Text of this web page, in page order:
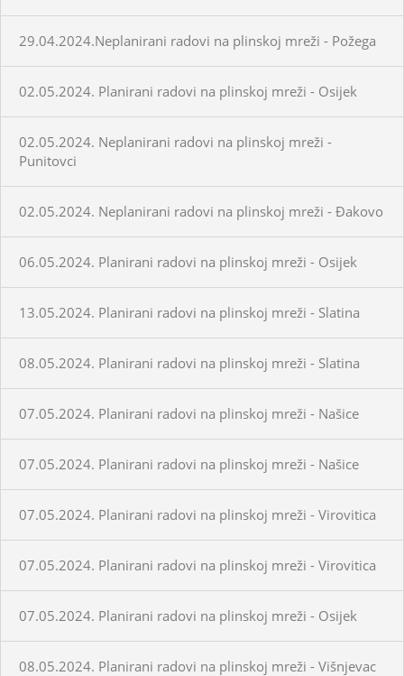
29.04.2024.Neplanirani radovi na plinskoj mreži - Požega
02.05.2024. Planirani radovi na plinskoj mreži - Osijek
02.05.2024. Neplanirani radovi na plinskoj mreži -
Punitovci
02.05.2024. Neplanirani radovi na plinskoj mreži - Đakovo
06.05.2024. Planirani radovi na plinskoj mreži - Osijek
13.05.2024. Planirani radovi na plinskoj mreži - Slatina
08.05.2024. Planirani radovi na plinskoj mreži - Slatina
07.05.2024. Planirani radovi na plinskoj mreži - Našice
07.05.2024. Planirani radovi na plinskoj mreži - Našice
07.05.2024. Planirani radovi na plinskoj mreži - Virovitica
07.05.2024. Planirani radovi na plinskoj mreži - Virovitica
07.05.2024. Planirani radovi na plinskoj mreži - Osijek
08.05.2024. Planirani radovi na plinskoj mreži - Višnjevac